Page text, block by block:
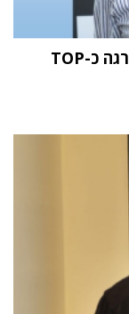
מחקר STKI השנתי: וואן טכנולוגיות דורגה כ-TOP